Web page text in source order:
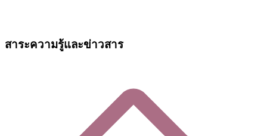
สาระความรู้และข่าวสาร